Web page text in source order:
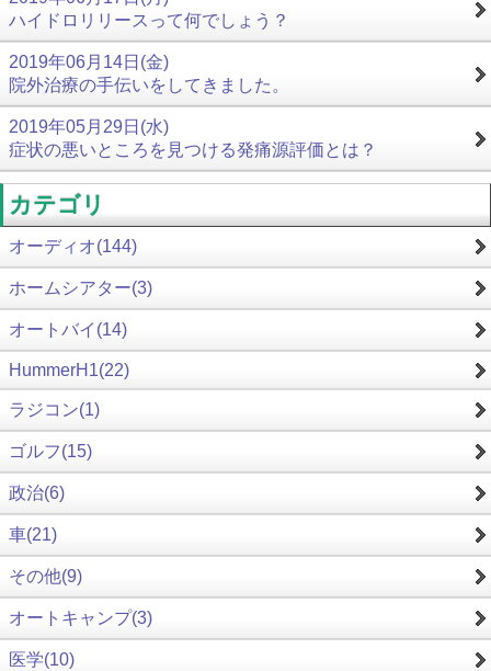
ハイドロリリースって何でしょう？
2019年06月14日(金)
院外治療の手伝いをしてきました。
2019年05月29日(水)
症状の悪いところを見つける発痛源評価とは？
カテゴリ
オーディオ(144)
ホームシアター(3)
オートバイ(14)
HummerH1(22)
ラジコン(1)
ゴルフ(15)
政治(6)
車(21)
その他(9)
オートキャンプ(3)
医学(10)